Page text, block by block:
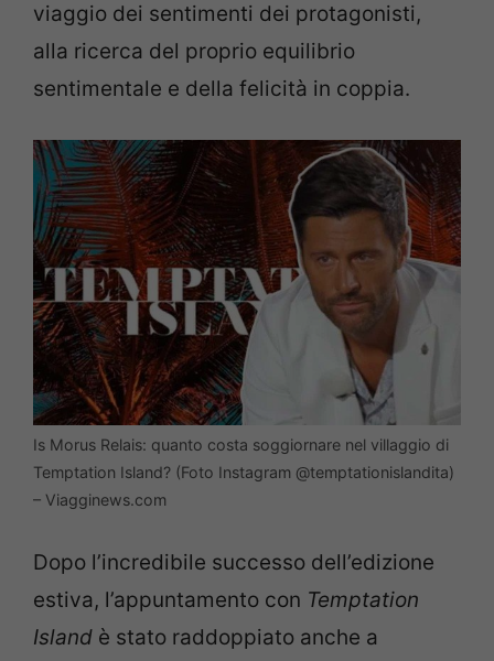
viaggio dei sentimenti dei protagonisti,
alla ricerca del proprio equilibrio
sentimentale e della felicità in coppia.
Is Morus Relais: quanto costa soggiornare nel villaggio di
Temptation Island? (Foto Instagram @temptationislandita)
– Viagginews.com
Dopo l’incredibile successo dell’edizione
estiva, l’appuntamento con Temptation
Island è stato raddoppiato anche a